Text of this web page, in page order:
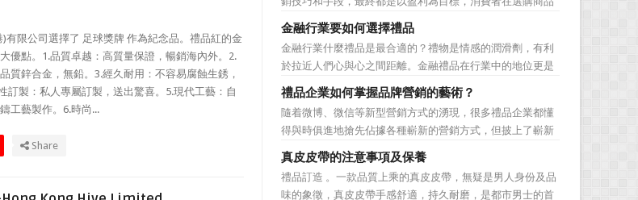
有限公司選擇了 足球獎牌 作為紀念品。禮品紅的金
優點。1.品質卓越：高質量保證，暢銷海內外。2.
質鋅合金，無鉛。3.經久耐用：不容易腐蝕生銹，
訂製：私人專屬訂製，送出驚喜。5.現代工藝：自
工藝製作。6.時尚...
Share
動態性、社...
時最為關注的便是如何利用最低的費用購買到最超值的貨
品。在禮品公司使用常規的營銷方式的同時，消費者也不免
走陷入了“審美疲勞”。 編者總結了最讓消費者對禮品行
業營銷產生免疫...
金融行業要如何選擇禮品
金融行業什麼禮品是最合適的？禮物是情感的潤滑劑，有利
於拉近人們心與心之間距離。金融禮品在行業中的地位更是
不容忽視，因為禮品即是企業形象的象徵，又是企業地位的
彰顯，同時對收禮人來說，一份禮物的永恆意義是語言難以
企及的。難怪有人曾說：再省也不能省禮物，再窮也不能窮
送禮。但是，禮品選擇...
禮品企業如何掌握品牌營銷的藝術？
隨着微博、微信等新型營銷方式的湧現，很多禮品企業都懂
得與時俱進地搶先佔據各種嶄新的營銷方式，但披上了嶄新
的營銷軀殼，卻沒有掌握營銷的靈魂。要知道，營銷真正的
價值不是將品牌鋪設到消費者眼前，而是將品牌印到消費者
心裡 與消費者的心理距離的拉近，並不是一朝一夕的事
真皮皮帶的注意事項及保養
禮品訂造 。一款品質上乘的真皮皮帶，無疑是男人身份及品
味的象徵，真皮皮帶手感舒適，持久耐磨，是都市男士的首